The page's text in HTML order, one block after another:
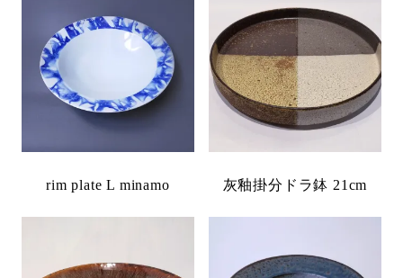
rim plate L minamo 灰釉掛分ドラ鉢 21cm